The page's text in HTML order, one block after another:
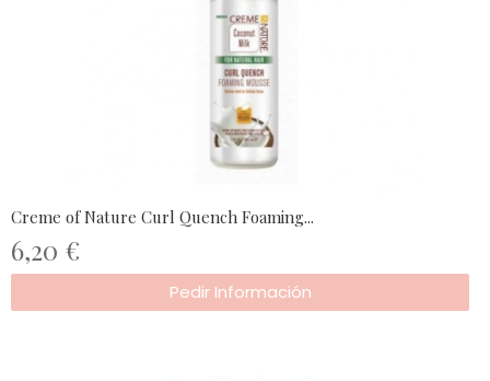
Creme of Nature Curl Quench Foaming...
6,20 €
Pedir Información